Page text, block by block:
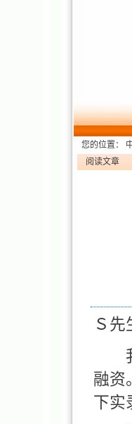
您的位置：
阅读文章
Ｓ先
我
融资
下实